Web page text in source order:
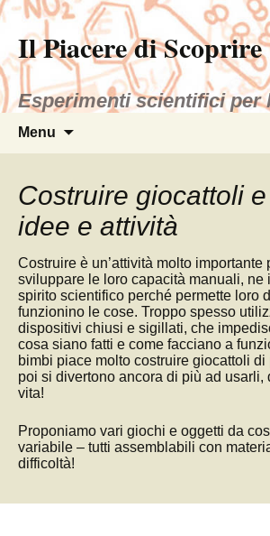
Il Piacere di Scoprire
Esperimenti scientifici per
Menu
Costruire giocattoli
idee e attività
Costruire è un’attività molto importante
sviluppare le loro capacità manuali, ne
spirito scientifico perché permette loro
funzionino le cose. Troppo spesso
dispositivi chiusi e sigillati, che
cosa siano fatti e come facciano a
bimbi piace molto costruire giocattoli di
poi si divertono ancora di più ad usarli,
vita!
Proponiamo vari giochi e oggetti da
variabile – tutti assemblabili con
difficoltà!